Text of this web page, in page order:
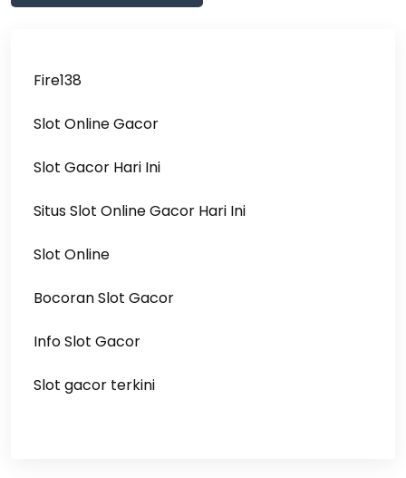
Fire138
Slot Online Gacor
Slot Gacor Hari Ini
Situs Slot Online Gacor Hari Ini
Slot Online
Bocoran Slot Gacor
Info Slot Gacor
Slot gacor terkini